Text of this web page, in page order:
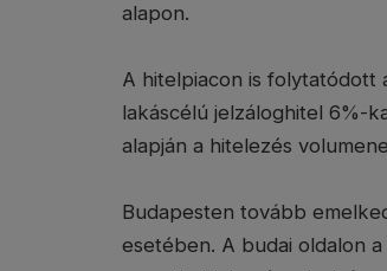
alapon.
A hitelpiacon is folytatódott
lakáscélú jelzáloghitel 6%-
alapján a hitelezés
Budapesten tovább
esetében. A budai oldalon